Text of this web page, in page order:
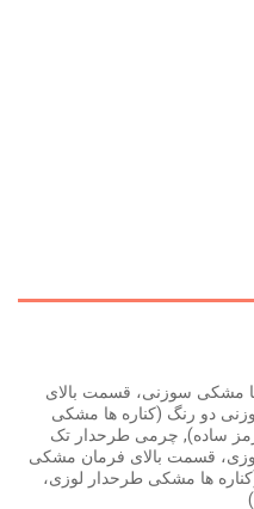
مشکی سوزنی، قسمت بالای
دو رنگ (کناره ها مشکی
ساده), چرمی طرحدار تک
قسمت بالای فرمان مشکی
ها مشکی طرحدار لوزی،